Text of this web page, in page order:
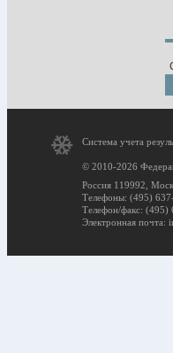
Система учета
© 2010-2026
Россия 119992,
Телефоны: (495)
Телефон/факс: (495)
Электронная почта: